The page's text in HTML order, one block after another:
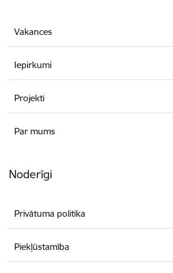
Vakances
Iepirkumi
Projekti
Par mums
Noderīgi
Privātuma politika
Piekļūstamība